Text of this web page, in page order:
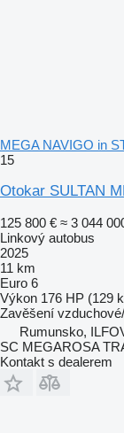
MEGA NAVIGO in
15
Otokar SULTAN
125 800 € ≈ 3 044
Linkový autobus
2025
11 km
Euro 6
Výkon 176 HP (129
Zavěšení
Rumunsko,
SC MEGAROSA
Kontakt s dealerem